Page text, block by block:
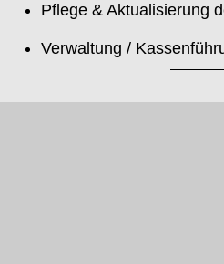
Pflege & Aktualisierung
Verwaltung /